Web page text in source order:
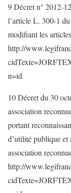
9 Décret n° 2012-
l’article L. 300-1
modifiant les
http://
n=id
10 Décret du 30
association
portant
d’utilité publique et
association
http://